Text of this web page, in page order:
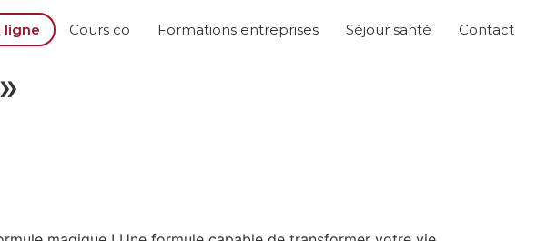
ligne Cours co Formations entreprises Séjour santé Contact